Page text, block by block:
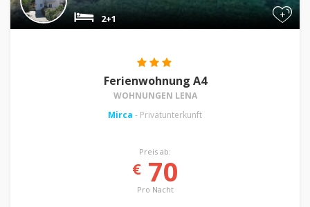
+
2+1
Ferienwohnung A4
WOHNUNGEN LENA
Mirca - Privatunterkunft
Preis ab:
€70
Pro Nacht